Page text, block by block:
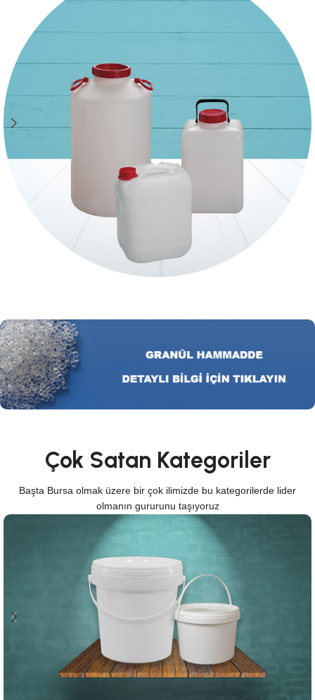
63 ürün
Çok Satan Kategoriler
Başta Bursa olmak üzere bir çok ilimizde bu kategorilerde lider
olmanın gururunu taşıyoruz